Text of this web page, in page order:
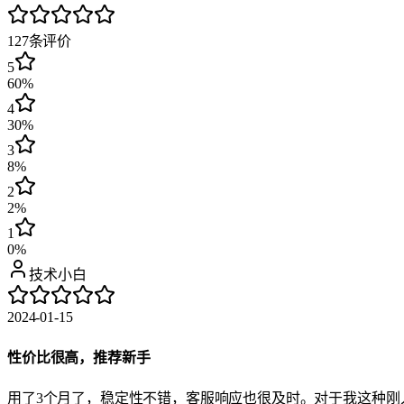
127条评价
5
60%
4
30%
3
8%
2
2%
1
0%
技术小白
2024-01-15
性价比很高，推荐新手
用了3个月了，稳定性不错，客服响应也很及时。对于我这种刚